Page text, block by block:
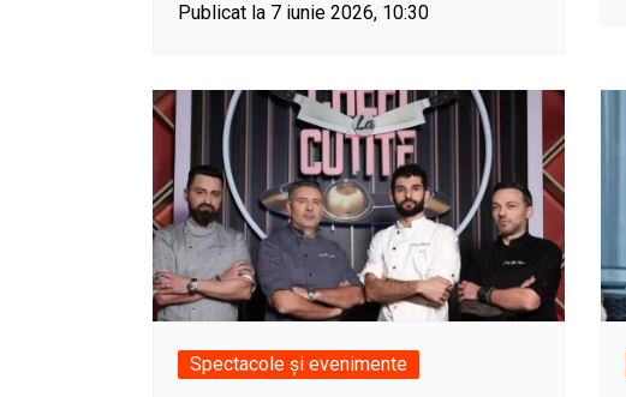
Publicat la 7 iunie 2026, 10:30
Spectacole și evenimente